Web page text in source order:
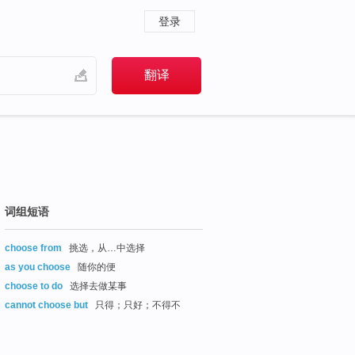
登录
词组短语
choose from
挑选，从…中选择
as you choose
随你的便
choose to do
选择去做某事
cannot choose but
只得；只好；不得不